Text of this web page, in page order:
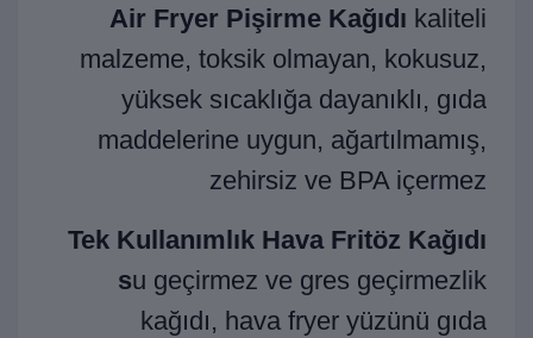
Air Fryer Pişirme Kağıdı kaliteli
malzeme, toksik olmayan, kokusuz,
yüksek sıcaklığa dayanıklı, gıda
maddelerine uygun, ağartılmamış,
zehirsiz ve BPA içermez
Tek Kullanımlık Hava Fritöz Kağıdı
su geçirmez ve gres geçirmezlik
kağıdı, hava fryer yüzünü gıda